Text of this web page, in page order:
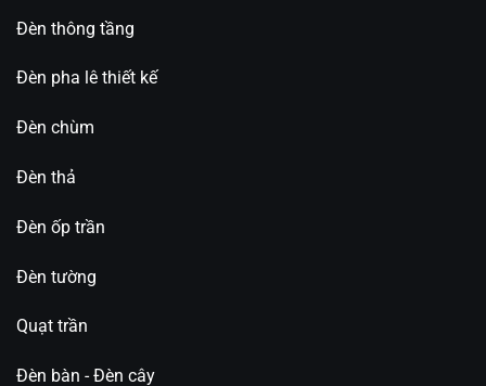
khu vực cần độ sáng cao.
Ánh sáng vàng: Tạo cảm giác ấm cúng, sang
công năng sử dụng.
Ứng Dụng Đa Dạng Trong Nhiều Công
Trình
Với thiết kế hiện đại và khả năng chiếu sáng linh
Đèn thông tầng
Đèn pha lê thiết kế
Đèn chùm
Đèn thả
Đèn ốp trần
Đèn tường
Quạt trần
Đèn bàn - Đèn cây